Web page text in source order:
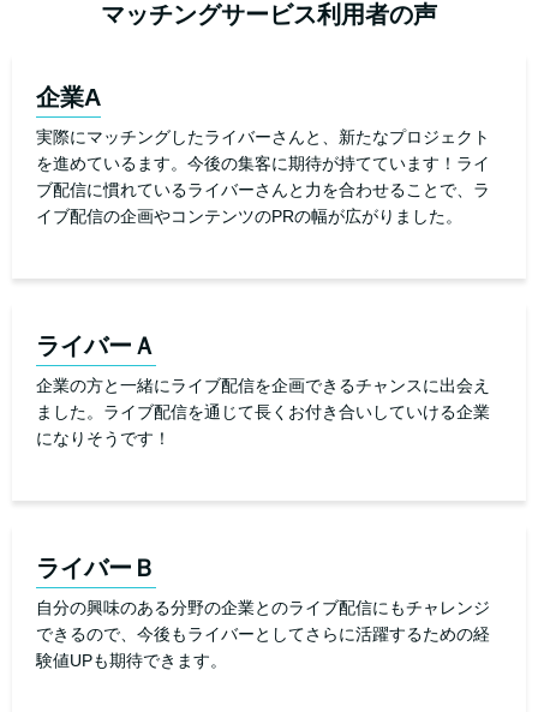
マッチングサービス利用者の声
企業A
実際にマッチングしたライバーさんと、新たなプロジェクト
を進めているます。今後の集客に期待が持てています！ライ
ブ配信に慣れているライバーさんと力を合わせることで、ラ
イブ配信の企画やコンテンツのPRの幅が広がりました。
ライバーＡ
企業の方と一緒にライブ配信を企画できるチャンスに出会え
ました。ライブ配信を通じて長くお付き合いしていける企業
になりそうです！
ライバーＢ
自分の興味のある分野の企業とのライブ配信にもチャレンジ
できるので、今後もライバーとしてさらに活躍するための経
験値UPも期待できます。